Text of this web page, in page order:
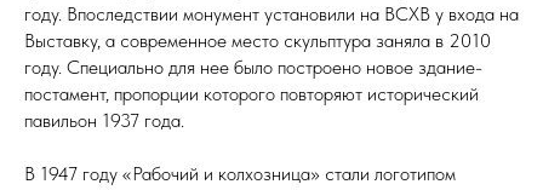
году. Впоследствии монумент установили на ВСХВ у входа на
Выставку, а современное место скульптура заняла в 2010
году. Специально для нее было построено новое здание-
постамент, пропорции которого повторяют исторический
павильон 1937 года.
В 1947 году «Рабочий и колхозница» стали логотипом